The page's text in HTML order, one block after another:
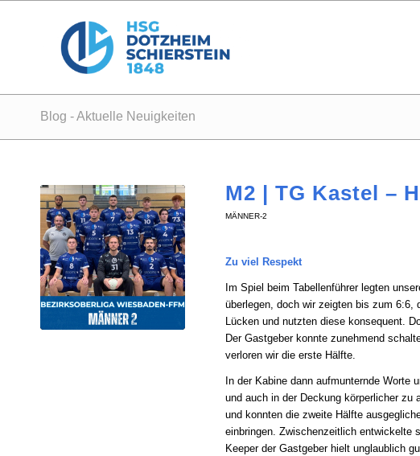
Blog - Aktuelle Neuigkeiten
M2 | TG Kastel –
MÄNNER-2
Zu viel Respekt
Im Spiel beim Tabellenführer legten
überlegen, doch wir zeigten bis zum
Lücken und nutzten diese konsequent.
Der Gastgeber konnte zunehmend
verloren wir die erste Hälfte.
In der Kabine dann aufmunternde Worte
und auch in der Deckung körperlicher zu
und konnten die zweite Hälfte
einbringen. Zwischenzeitlich entwickelte
Keeper der Gastgeber hielt unglaublich